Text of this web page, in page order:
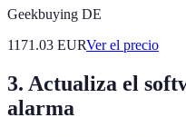
Geekbuying DE
1171.03 EURVer el precio
3. Actualiza el
alarma